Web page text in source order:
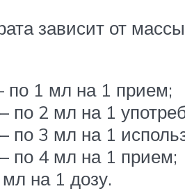
зависит от
по 1 мл на 1 прием;
по 2 мл на 1
по 3 мл на 1
по 4 мл на 1 прием;
на 1 дозу.